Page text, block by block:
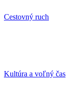
Cestovný ruch
Kultúra a voľný čas